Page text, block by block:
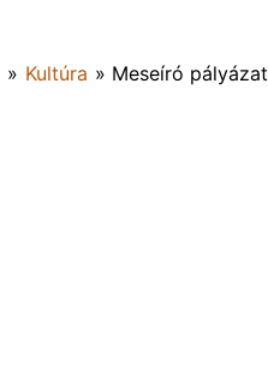
» Kultúra » Meseíró pályázat